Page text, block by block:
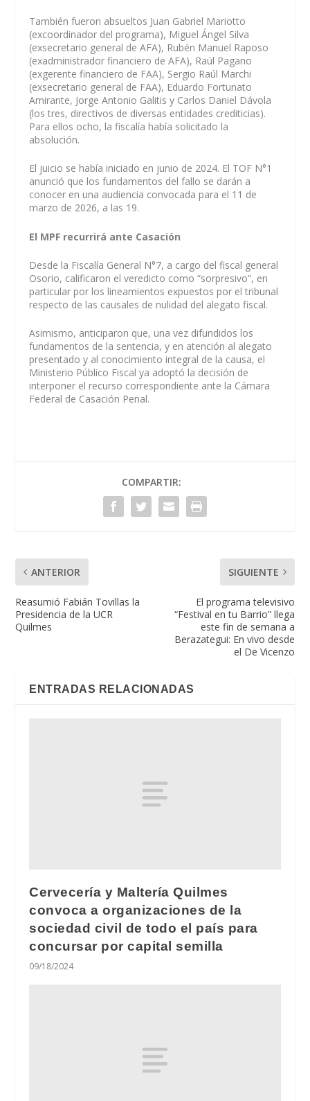
También fueron absueltos Juan Gabriel Mariotto
(excoordinador del programa), Miguel Ángel Silva
(exsecretario general de AFA), Rubén Manuel Raposo
(exadministrador financiero de AFA), Raúl Pagano
(exgerente financiero de FAA), Sergio Raúl Marchi
(exsecretario general de FAA), Eduardo Fortunato
Amirante, Jorge Antonio Galitis y Carlos Daniel Dávola
(los tres, directivos de diversas entidades crediticias).
Para ellos ocho, la fiscalía había solicitado la
absolución.
El juicio se había iniciado en junio de 2024. El TOF N°1
anunció que los fundamentos del fallo se darán a
conocer en una audiencia convocada para el 11 de
marzo de 2026, a las 19.
El MPF recurrirá ante Casación
Desde la Fiscalía General N°7, a cargo del fiscal general
Osorio, calificaron el veredicto como “sorpresivo”, en
particular por los lineamientos expuestos por el tribunal
respecto de las causales de nulidad del alegato fiscal.
Asimismo, anticiparon que, una vez difundidos los
fundamentos de la sentencia, y en atención al alegato
presentado y al conocimiento integral de la causa, el
Ministerio Público Fiscal ya adoptó la decisión de
interponer el recurso correspondiente ante la Cámara
Federal de Casación Penal.
COMPARTIR:
ANTERIOR
Reasumió Fabián Tovillas la
Presidencia de la UCR
Quilmes
SIGUIENTE
El programa televisivo
“Festival en tu Barrio” llega
este fin de semana a
Berazategui: En vivo desde
el De Vicenzo
ENTRADAS RELACIONADAS
Cervecería y Maltería Quilmes
convoca a organizaciones de la
sociedad civil de todo el país para
concursar por capital semilla
09/18/2024